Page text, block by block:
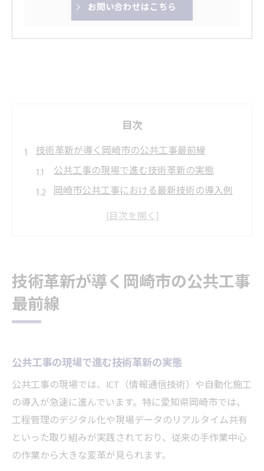
お問い合わせはこちら
目次
技術革新が導く岡崎市の公共工事最前線
公共工事の現場で進む技術革新の実態
岡崎市公共工事における最新技術の導入例
技術革新が公共工事の安全性を高める理由
公共工事×デジタル技術が変える岡崎市
公共工事におけるデジタル技術の活用事例
望
スマートシティ推進と公共工事の新たな連
携
公共工事現場で進むリアルタイムデータ活
用術
地域の未来へ挑む岡崎市の公共工事技術
技術革新が導く岡崎市の公共工事
最前線
公共工事の現場で進む技術革新の実態
公共工事の現場では、ICT（情報通信技術）や自動化施工
の導入が急速に進んでいます。特に愛知県岡崎市では、
工程管理のデジタル化や現場データのリアルタイム共有
といった取り組みが実践されており、従来の手作業中心
の作業から大きな変革が見られます。